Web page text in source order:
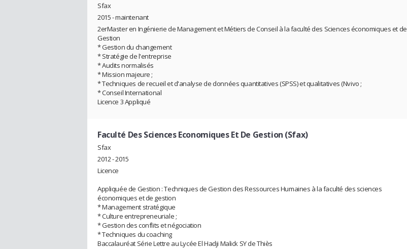
Sfax
2015 - maintenant
2erMaster en Ingénierie de Management et Métiers de Conseil à la faculté des Sciences économiques et de
Gestion
* Gestion du changement
* Stratégie de l'entreprise
* Audits normalisés
* Mission majeure ;
* Techniques de recueil et d'analyse de données quantitatives (SPSS) et qualitatives (Nvivo ;
* Conseil International
Licence 3 Appliqué
Faculté Des Sciences Economiques Et De Gestion (Sfax)
Sfax
2012 - 2015
Licence
Appliquée de Gestion : Techniques de Gestion des Ressources Humaines à la faculté des sciences
économiques et de gestion
* Management stratégique
* Culture entrepreneuriale ;
* Gestion des conflits et négociation
* Techniques du coaching
Baccalauréat Série Lettre au Lycée El Hadji Malick SY de Thiès